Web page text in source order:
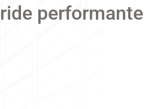
performante